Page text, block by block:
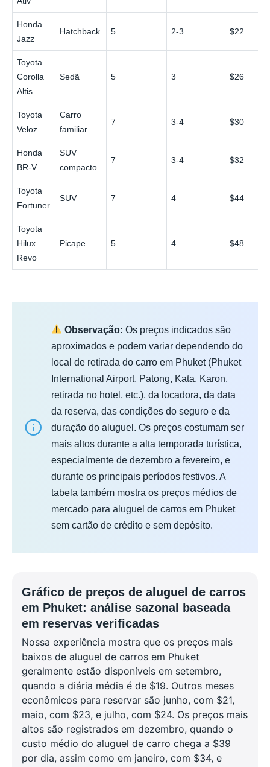
Honda
Jazz
Hatchback 5 2-3 $22
Toyota
Corolla
Altis
Sedã 5 3 $26
Toyota
Veloz
Carro
familiar
7 3-4 $30
Honda
BR-V
SUV
compacto
7 3-4 $32
Toyota
Fortuner
SUV 7 4 $44
Toyota
Hilux
Revo
Picape 5 4 $48
Observação: Os preços indicados são
aproximados e podem variar dependendo do
local de retirada do carro em Phuket (Phuket
International Airport, Patong, Kata, Karon,
retirada no hotel, etc.), da locadora, da data
da reserva, das condições do seguro e da
duração do aluguel. Os preços costumam ser
mais altos durante a alta temporada turística,
especialmente de dezembro a fevereiro, e
durante os principais períodos festivos. A
tabela também mostra os preços médios de
mercado para aluguel de carros em Phuket
sem cartão de crédito e sem depósito.
Gráfico de preços de aluguel de carros
em Phuket: análise sazonal baseada
em reservas verificadas
Nossa experiência mostra que os preços mais
baixos de aluguel de carros em Phuket
geralmente estão disponíveis em setembro,
quando a diária média é de $19. Outros meses
econômicos para reservar são junho, com $21,
maio, com $23, e julho, com $24. Os preços mais
altos são registrados em dezembro, quando o
custo médio do aluguel de carro chega a $39
por dia, assim como em janeiro, com $34, e